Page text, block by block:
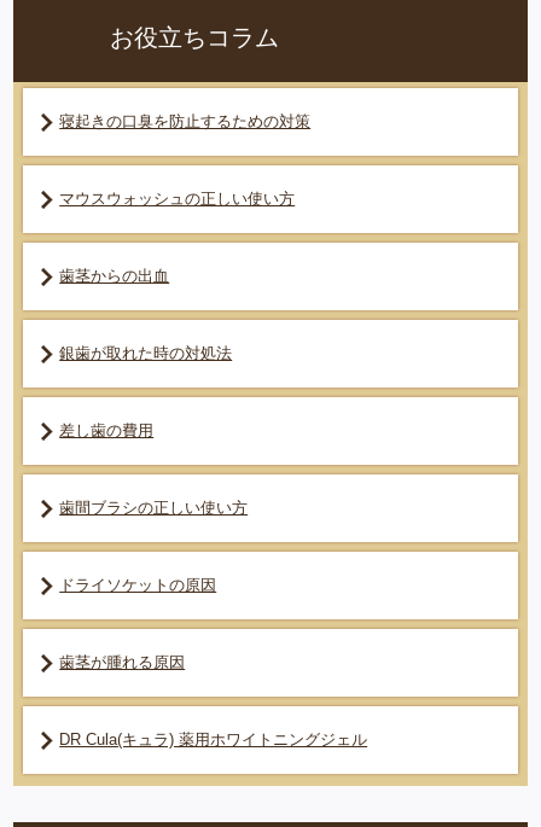
お役立ちコラム
寝起きの口臭を防止するための対策
マウスウォッシュの正しい使い方
歯茎からの出血
銀歯が取れた時の対処法
差し歯の費用
歯間ブラシの正しい使い方
ドライソケットの原因
歯茎が腫れる原因
DR Cula(キュラ) 薬用ホワイトニングジェル